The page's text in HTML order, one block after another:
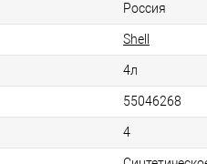
Россия
Shell
4л
55046268
4